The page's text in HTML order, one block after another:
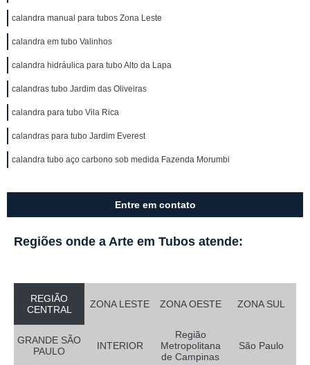
calandra manual para tubos Zona Leste
calandra em tubo Valinhos
calandra hidráulica para tubo Alto da Lapa
calandras tubo Jardim das Oliveiras
calandra para tubo Vila Rica
calandras para tubo Jardim Everest
calandra tubo aço carbono sob medida Fazenda Morumbi
Entre em contato
Regiões onde a Arte em Tubos atende:
REGIÃO
CENTRAL
ZONA LESTE ZONA OESTE ZONA SUL
GRANDE SÃO
PAULO
INTERIOR
Região
Metropolitana
de Campinas
São Paulo